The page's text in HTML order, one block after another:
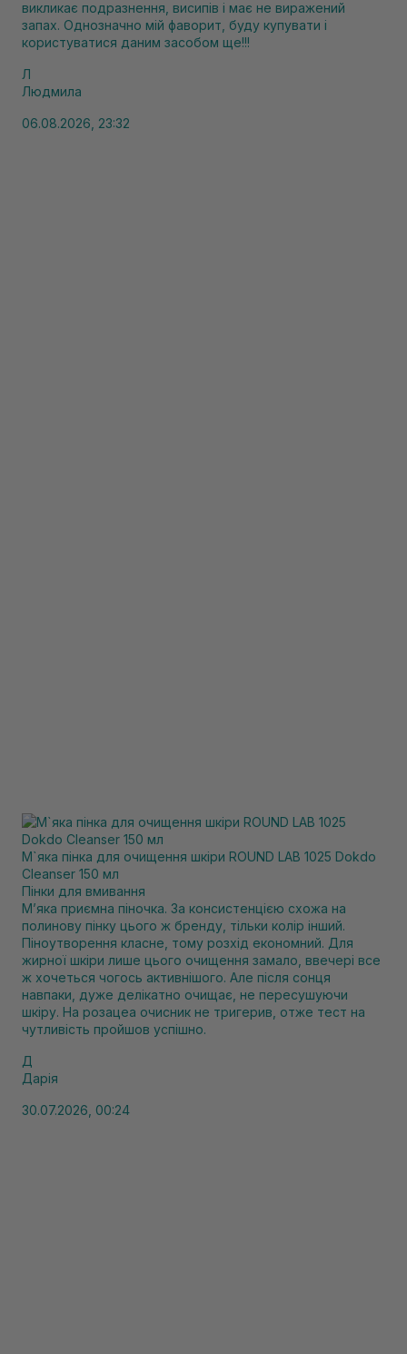
викликає подразнення, висипів і має не виражений
запах. Однозначно мій фаворит, буду купувати і
користуватися даним засобом ще!!!
Л
Людмила
06.08.2026, 23:32
М`яка пінка для очищення шкіри ROUND LAB 1025 Dokdo
Cleanser 150 мл
Пінки для вмивання
Мʼяка приємна піночка. За консистенцією схожа на
полинову пінку цього ж бренду, тільки колір інший.
Піноутворення класне, тому розхід економний. Для
жирної шкіри лише цього очищення замало, ввечері все
ж хочеться чогось активнішого. Але після сонця
навпаки, дуже делікатно очищає, не пересушуючи
шкіру. На розацеа очисник не тригерив, отже тест на
чутливість пройшов успішно.
Д
Дарія
30.07.2026, 00:24